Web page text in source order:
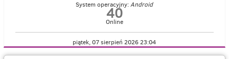
System operacyjny:Android
40
Online
piątek, 07 sierpień 2026 23:04